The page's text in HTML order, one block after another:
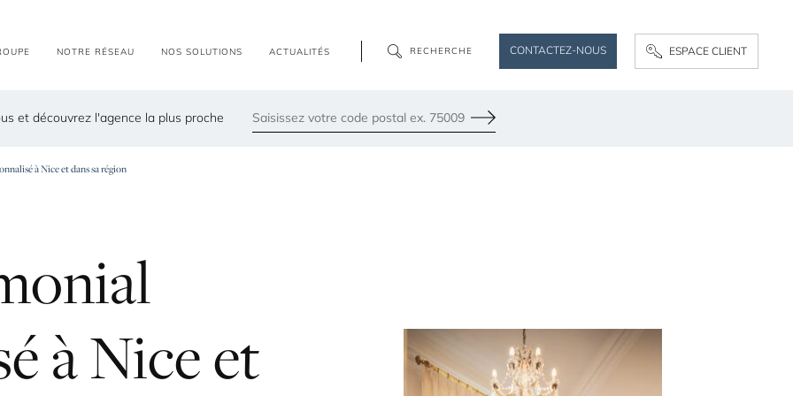
OUPE NOTR E R ÉSEAU NOS SO L UTIO NS ACTUAL ITÉS REC H ERC H E CONTACTEZ-NOUS ESPACE CLIENT
et découvrez l'agence la plus proche Envoyer
79300
à Nice et dans sa région
àNiceet